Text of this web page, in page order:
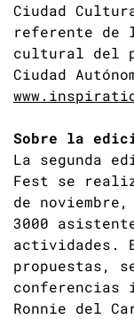
Ciudad
referente de
cultural del
Ciudad
Sobre la
La segunda
Fest se
de
3000
actividades.
propuestas,
conferencias
Ronnie del